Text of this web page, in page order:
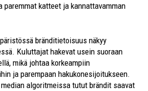
paremmat katteet ja kannattavamman
bränditietoisuus näkyy
Kuluttajat hakevat usein suoraan
mikä johtaa korkeampiin
ja parempaan hakukonesijoitukseen.
algoritmeissa tutut brändit saavat